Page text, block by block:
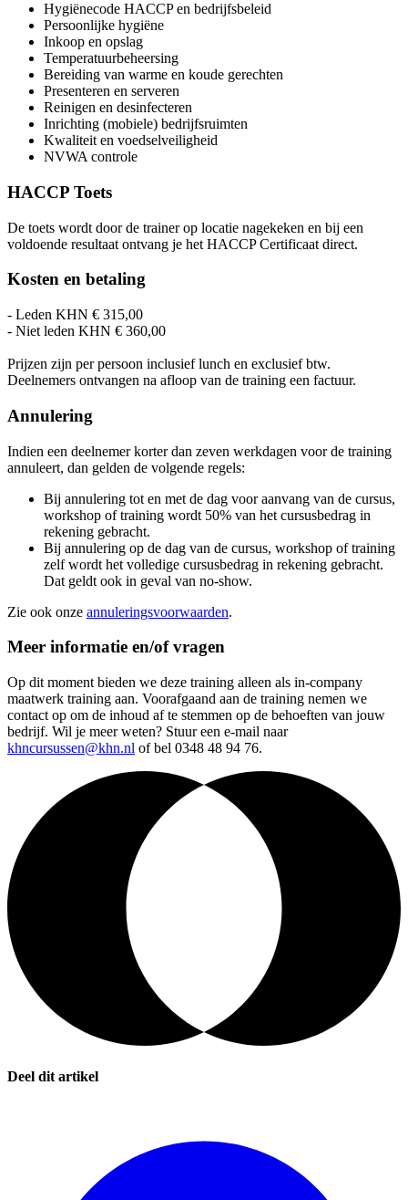
Hygiënecode HACCP en bedrijfsbeleid
Persoonlijke hygiëne
Inkoop en opslag
Temperatuurbeheersing
Bereiding van warme en koude gerechten
Presenteren en serveren
Reinigen en desinfecteren
Inrichting (mobiele) bedrijfsruimten
Kwaliteit en voedselveiligheid
NVWA controle
HACCP Toets
De toets wordt door de trainer op locatie nagekeken en bij een
voldoende resultaat ontvang je het HACCP Certificaat direct.
Kosten en betaling
- Leden KHN € 315,00
- Niet leden KHN € 360,00
Prijzen zijn per persoon inclusief lunch en exclusief btw.
Deelnemers ontvangen na afloop van de training een factuur.
Annulering
Indien een deelnemer korter dan zeven werkdagen voor de training
annuleert, dan gelden de volgende regels:
Bij annulering tot en met de dag voor aanvang van de cursus,
workshop of training wordt 50% van het cursusbedrag in
rekening gebracht.
Bij annulering op de dag van de cursus, workshop of training
zelf wordt het volledige cursusbedrag in rekening gebracht.
Dat geldt ook in geval van no-show.
Zie ook onze annuleringsvoorwaarden.
Meer informatie en/of vragen
Op dit moment bieden we deze training alleen als in-company
maatwerk training aan. Voorafgaand aan de training nemen we
contact op om de inhoud af te stemmen op de behoeften van jouw
bedrijf. Wil je meer weten? Stuur een e-mail naar
khncursussen@khn.nl of bel 0348 48 94 76.
Deel dit artikel